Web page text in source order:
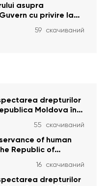
a unor infracțiuni
de Curtea
asupra
cu privire la
lege privind
59 скачиваний
drepturilor
Moldova în
55 скачиваний
of human
Republic of
16 скачиваний
drepturilor